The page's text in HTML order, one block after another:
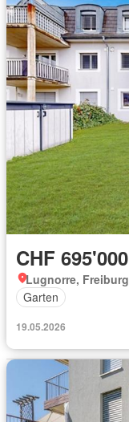
CHF 695'000
Lugnorre, Freiburg
Garten
19.05.2026